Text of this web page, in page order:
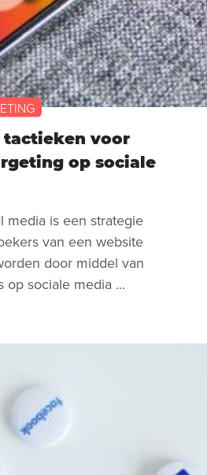
voor
op sociale
media is een strategie
van een website
door middel van
sociale media ...